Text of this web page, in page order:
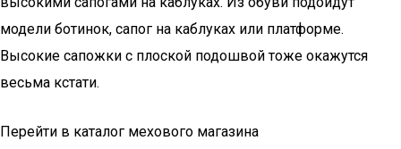
модели ботинок, сапог на каблуках или платформе.
Высокие сапожки с плоской подошвой тоже окажутся
весьма кстати.
Перейти в каталог мехового магазина